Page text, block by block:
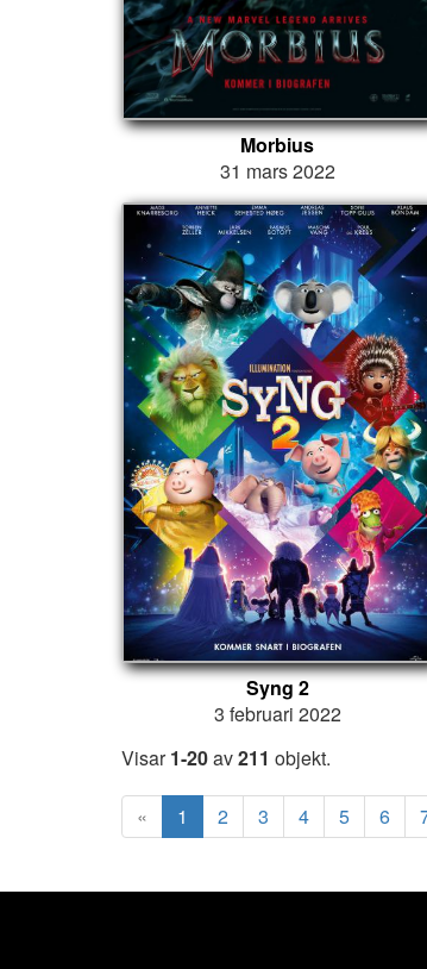
Morbius
31 mars 2022
Syng 2
3 februari 2022
Visar1-20av211 objekt.
« 1 2 3 4 5 6